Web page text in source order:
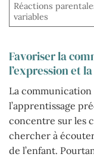
Réactions
variables
Favoriser la
l’expression et
La
l’apprentissage
concentre sur les
chercher à
de l’enfant.